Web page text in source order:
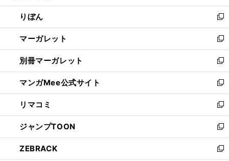
開
く
ウ
で
開
く
ン
ド
ウ
で
開
く
ウ
ィ
ン
ド
ウ
で
開
く
りぼん
新
し
い
ウ
ィ
ン
ド
ウ
で
開
く
マーガレット
新
し
い
ウ
ィ
ン
ド
ウ
で
開
く
別冊マーガレット
新
し
い
ウ
ィ
ン
ド
ウ
で
マンガMee公式サイト
新
し
い
ウ
ィ
ン
ド
リマコミ
新
し
い
ウ
ィ
ジャンプTOON
新
し
い
ZEBRACK
新